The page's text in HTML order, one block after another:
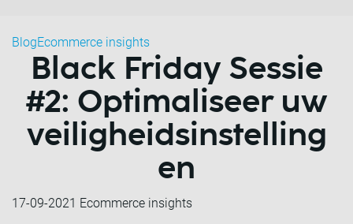
BlogEcommerce insights
Black Friday Sessie
#2: Optimaliseer uw
veiligheidsinstelling
en
17-09-2021 Ecommerce insights